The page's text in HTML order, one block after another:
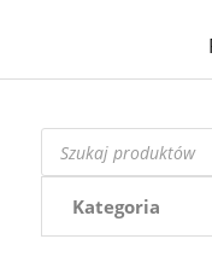
Wyszukiwarka
produktów